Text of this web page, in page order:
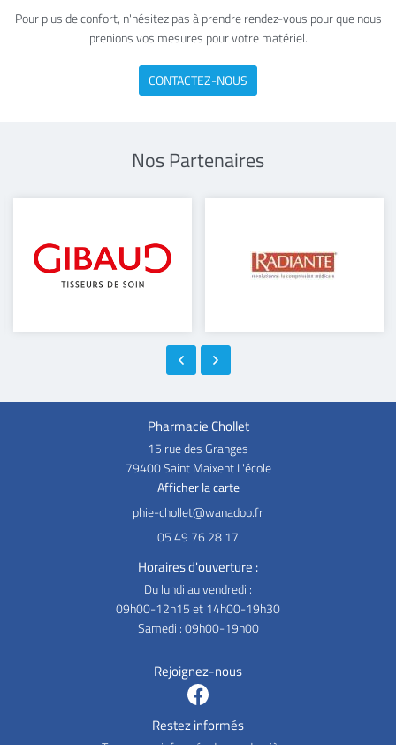
Pour plus de confort, n'hésitez pas à prendre rendez-vous pour que nous
prenions vos mesures pour votre matériel.
CONTACTEZ-NOUS
Nos Partenaires
Pharmacie Chollet
15 rue des Granges
79400 Saint Maixent L'école
Afficher la carte
05 49 76 28 17
Horaires d'ouverture :
Du lundi au vendredi :
09h00-12h15 et 14h00-19h30
Samedi : 09h00-19h00
Rejoignez-nous
Restez informés